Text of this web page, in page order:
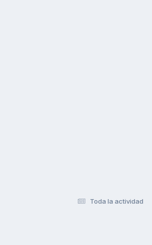
Toda la actividad